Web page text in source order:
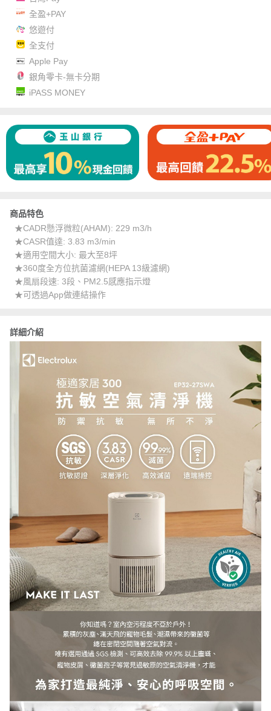
全盈+PAY
悠遊付
全支付
Apple Pay
銀角零卡-無卡分期
iPASS MONEY
商品特色
★CADR懸浮微粒(AHAM): 229 m3/h
★CASR值達: 3.83 m3/min
★適用空間大小: 最大至8坪
★360度全方位抗菌濾網(HEPA 13級濾網)
★風扇段速: 3段、PM2.5感應指示燈
★可透過App做連結操作
詳細介紹